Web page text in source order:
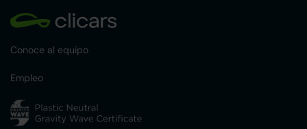
Conoce al equipo
Empleo